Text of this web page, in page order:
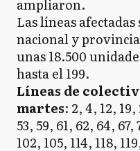
ampliaron.
Las líneas
nacional y
unas 18.500
hasta el 199.
Líneas de
martes: 2, 4, 12, 19,
53, 59, 61, 62, 64,
102, 105, 114, 118,